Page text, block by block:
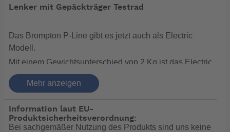
Lenker mit Gepäckträger Testrad
Das Brompton P-Line gibt es jetzt auch als Electric
Modell.
Mit einem Gewichtsunterschied von 2 Kg ist das Electric
P-Line deutlich leichter als die C-Line Version.
Auch hier gibt es natürlich einen Gepäckträger mit der
Sattelstütze:Auswählbar
Mehr anzeigen
Information laut EU-
Produktsicherheitsverordnung:
Bei sachgemäßer Nutzung des Produkts sind uns keine